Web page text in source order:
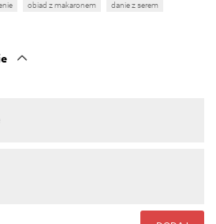
obiad z makaronem danie z serem